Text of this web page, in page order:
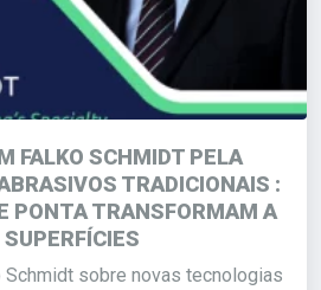
FALKO SCHMIDT PELA
TRADICIONAIS :
PONTA TRANSFORMAM A
Schmidt sobre novas tecnologias